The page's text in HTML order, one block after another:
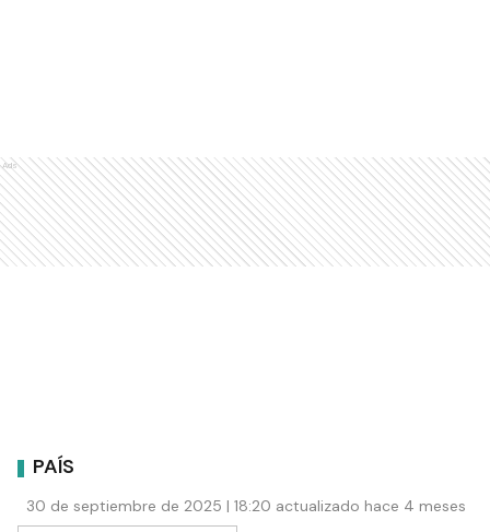
Ads
PAÍS
30 de septiembre de 2025 | 18:20 actualizado hace 4 meses